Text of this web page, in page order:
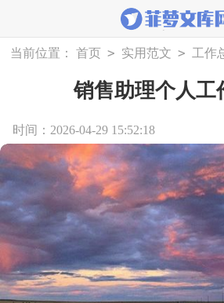
当前位置： 首页 > 实用范文 > 工作
销售助理个人工
时间：2026-04-29 15:52:18